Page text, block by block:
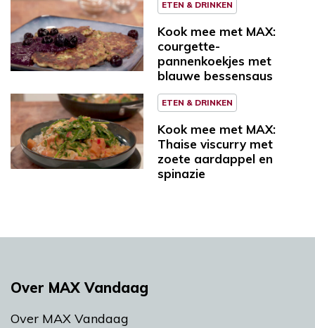
ETEN & DRINKEN
Kook mee met MAX:
courgette-
pannenkoekjes met
blauwe bessensaus
ETEN & DRINKEN
Kook mee met MAX:
Thaise viscurry met
zoete aardappel en
spinazie
Over MAX Vandaag
Over MAX Vandaag